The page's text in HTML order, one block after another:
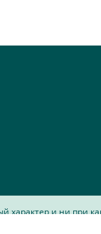
и ни при